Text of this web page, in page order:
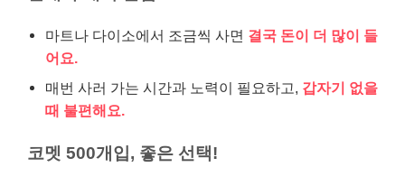
마트나 다이소에서 조금씩 사면 결국 돈이 더 많이 들
어요.
매번 사러 가는 시간과 노력이 필요하고, 갑자기 없을
때 불편해요.
코멧 500개입, 좋은 선택!